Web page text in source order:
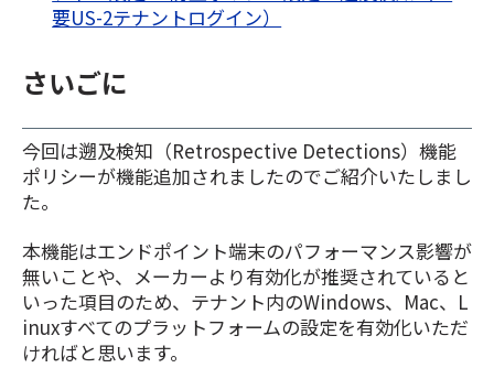
要US-2テナントログイン）
さいごに
今回は遡及検知（Retrospective Detections）機能
ポリシーが機能追加されましたのでご紹介いたしまし
た。
本機能はエンドポイント端末のパフォーマンス影響が
無いことや、メーカーより有効化が推奨されていると
いった項目のため、テナント内のWindows、Mac、L
inuxすべてのプラットフォームの設定を有効化いただ
ければと思います。